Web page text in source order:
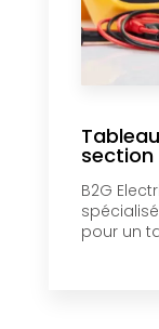
section
B2G
pour un